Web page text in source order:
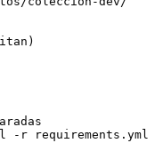
r requirements.yml